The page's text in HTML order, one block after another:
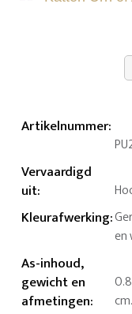
Artikelnummer:
Vervaardigd
uit:
Kleurafwerking:
en
As-inhoud,
gewicht en
afmetingen: